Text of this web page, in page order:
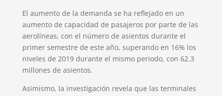
El aumento de la demanda se ha reflejado en un
aumento de capacidad de pasajeros por parte de las
aerolíneas, con el número de asientos durante el
primer semestre de este año, superando en 16% los
niveles de 2019 durante el mismo periodo, con 62.3
millones de asientos.
Asimismo, la investigación revela que las terminales